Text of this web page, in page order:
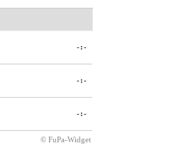
-:-
-:-
-:-
© FuPa-Widget